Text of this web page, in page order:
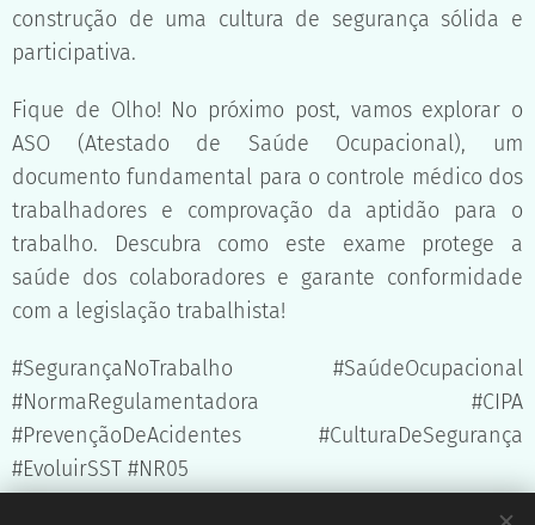
construção de uma cultura de segurança sólida e
participativa.
Fique de Olho! No próximo post, vamos explorar o
ASO (Atestado de Saúde Ocupacional), um
documento fundamental para o controle médico dos
trabalhadores e comprovação da aptidão para o
trabalho. Descubra como este exame protege a
saúde dos colaboradores e garante conformidade
com a legislação trabalhista!
#SegurançaNoTrabalho #SaúdeOcupacional
#NormaRegulamentadora #CIPA
#PrevençãoDeAcidentes #CulturaDeSegurança
#EvoluirSST #NR05